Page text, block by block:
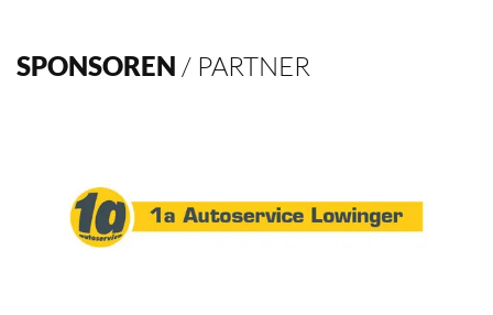
Deutscher Pokalsieger
1998, 2012, 2013, 2016